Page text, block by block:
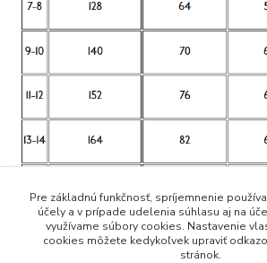
Pre základnú funkčnosť, spríjemnenie
účely a v prípade udelenia súhlasu aj na
využívame súbory cookies. Nastavenie
cookies môžete kedykoľvek upraviť
stránok.